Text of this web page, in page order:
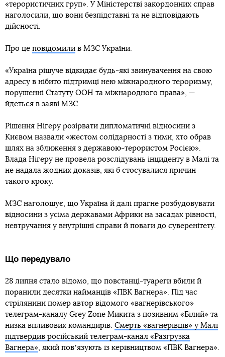
«терористичних груп». У Міністерстві закордонних справ
наголосили, що вони безпідставні та не відповідають
дійсності.
Про це повідомили в МЗС України.
«Україна рішуче відкидає будь-які звинувачення на свою
адресу в нібито підтримці нею міжнародного тероризму,
порушенні Статуту ООН та міжнародного права», —
йдеться в заяві МЗС.
Рішення Нігеру розірвати дипломатичні відносини з
Києвом назвали «жестом солідарності з тими, хто обрав
шлях на зближення з державою-терористом Росією».
Влада Нігеру не провела розслідувань інциденту в Малі та
не надала жодних доказів, які б стосувалися причин
такого кроку.
МЗС наголошує, що Україна й далі прагне розбудовувати
відносини з усіма державами Африки на засадах рівності,
невтручання у внутрішні справи й поваги до суверенітету.
Що передувало
28 липня стало відомо, що повстанці-туареги вбили й
поранили десятки найманців «ПВК Вагнера». Під час
стрілянини помер автор відомого «вагнерівського»
телеграм-каналу Grey Zone Микита з позивним «Білий» та
низка впливових командирів. Смерть «вагнерівців» у Малі
підтвердив російський телеграм-канал «Разгрузка
Вагнера», який повʼязують із керівництвом «ПВК Вагнера».